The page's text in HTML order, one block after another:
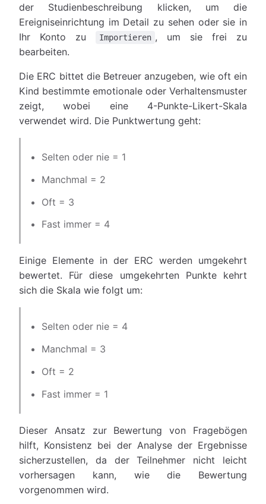
der Studienbeschreibung klicken, um die
Ereigniseinrichtung im Detail zu sehen oder sie in
Ihr Konto zu
Importieren , um sie frei zu
bearbeiten.
Die ERC bittet die Betreuer anzugeben, wie oft ein
Kind bestimmte emotionale oder Verhaltensmuster
zeigt, wobei eine 4-Punkte-Likert-Skala
verwendet wird. Die Punktwertung geht:
Selten oder nie = 1
Manchmal = 2
Oft = 3
Fast immer = 4
Einige Elemente in der ERC werden umgekehrt
bewertet. Für diese umgekehrten Punkte kehrt
sich die Skala wie folgt um:
Selten oder nie = 4
Manchmal = 3
Oft = 2
Fast immer = 1
Dieser Ansatz zur Bewertung von Fragebögen
hilft, Konsistenz bei der Analyse der Ergebnisse
sicherzustellen, da der Teilnehmer nicht leicht
vorhersagen kann, wie die Bewertung
vorgenommen wird.